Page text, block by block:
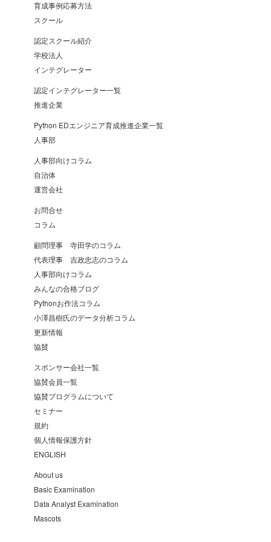
育成事例応募方法
スクール
認定スクール紹介
学校法人
インテグレーター
認定インテグレーター一覧
推進企業
Python EDエンジニア育成推進企業一覧
人事部
人事部向けコラム
自治体
運営会社
お問合せ
コラム
顧問理事 寺田学のコラム
代表理事 吉政忠志のコラム
人事部向けコラム
みんなの合格ブログ
Pythonお作法コラム
小澤昌樹氏のデータ分析コラム
更新情報
協賛
スポンサー会社一覧
協賛会員一覧
協賛プログラムについて
セミナー
規約
個人情報保護方針
ENGLISH
About us
Basic Examination
Data Analyst Examination
Mascots